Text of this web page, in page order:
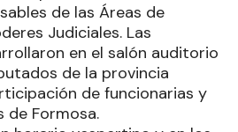
de las Áreas de
Judiciales. Las
en el salón auditorio
de la provincia
de funcionarias y
de Formosa.